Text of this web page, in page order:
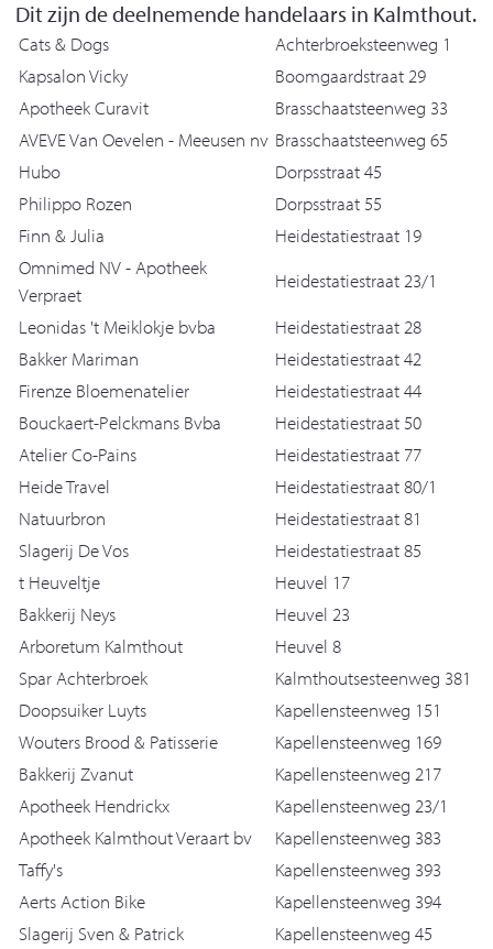
Dit zijn de deelnemende handelaars in Kalmthout.
Cats & Dogs
Achterbroeksteenweg 1
Kapsalon Vicky
Boomgaardstraat 29
Apotheek Curavit
Brasschaatsteenweg 33
AVEVE Van Oevelen - Meeusen nv Brasschaatsteenweg 65
Hubo
Dorpsstraat 45
Philippo Rozen
Dorpsstraat 55
Finn & Julia
Heidestatiestraat 19
Omnimed NV - Apotheek
Verpraet
Heidestatiestraat 23/1
Leonidas 't Meiklokje bvba
Heidestatiestraat 28
Bakker Mariman
Heidestatiestraat 42
Firenze Bloemenatelier
Heidestatiestraat 44
Bouckaert-Pelckmans Bvba
Heidestatiestraat 50
Atelier Co-Pains
Heidestatiestraat 77
Heide Travel
Heidestatiestraat 80/1
Natuurbron
Heidestatiestraat 81
Slagerij De Vos
Heidestatiestraat 85
t Heuveltje
Heuvel 17
Bakkerij Neys
Heuvel 23
Arboretum Kalmthout
Heuvel 8
Spar Achterbroek
Kalmthoutsesteenweg 381
Doopsuiker Luyts
Kapellensteenweg 151
Wouters Brood & Patisserie
Kapellensteenweg 169
Bakkerij Zvanut
Kapellensteenweg 217
Apotheek Hendrickx
Kapellensteenweg 23/1
Apotheek Kalmthout Veraart bv
Kapellensteenweg 383
Taffy's
Kapellensteenweg 393
Aerts Action Bike
Kapellensteenweg 394
Slagerij Sven & Patrick
Kapellensteenweg 45